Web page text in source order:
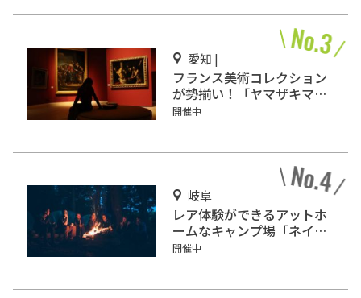
愛知 |
フランス美術コレクション
が勢揃い！「ヤマザキマザ
ック美術館」
開催中
岐阜
レア体験ができるアットホ
ームなキャンプ場「ネイチ
ャーランドかみのほ」
開催中